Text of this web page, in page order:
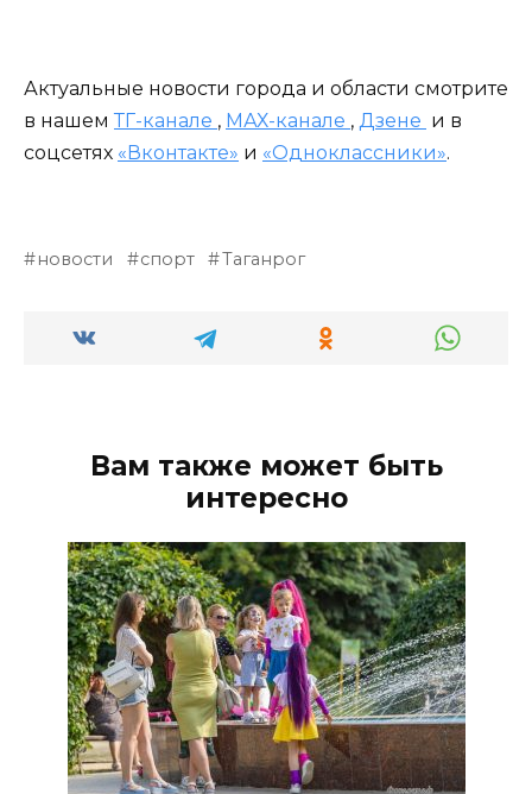
Актуальные новости города и области смотрите
в нашем ТГ-канале , МАХ-канале , Дзене и в
соцсетях «Вконтакте» и «Одноклассники».
новости спорт Таганрог
Вам также может быть
интересно